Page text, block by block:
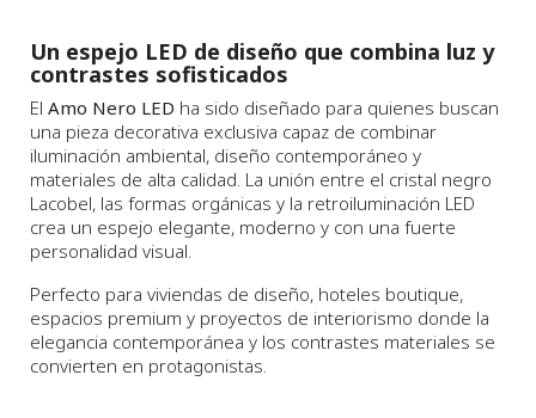
Un espejo LED de diseño que combina luz y
contrastes sofisticados
El Amo Nero LED ha sido diseñado para quienes buscan
una pieza decorativa exclusiva capaz de combinar
iluminación ambiental, diseño contemporáneo y
materiales de alta calidad. La unión entre el cristal negro
Lacobel, las formas orgánicas y la retroiluminación LED
crea un espejo elegante, moderno y con una fuerte
personalidad visual.
Perfecto para viviendas de diseño, hoteles boutique,
espacios premium y proyectos de interiorismo donde la
elegancia contemporánea y los contrastes materiales se
convierten en protagonistas.